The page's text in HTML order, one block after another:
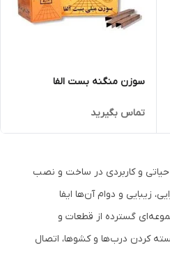
سوزن منگنه بست الفا
تماس بگیرید
حیاتی و کاربردی در ساخت و نصب
زیبایی و دوام آن‌ها ایفا
گسترده از قطعات و
کردن درب‌ها و کشوها، اتصال